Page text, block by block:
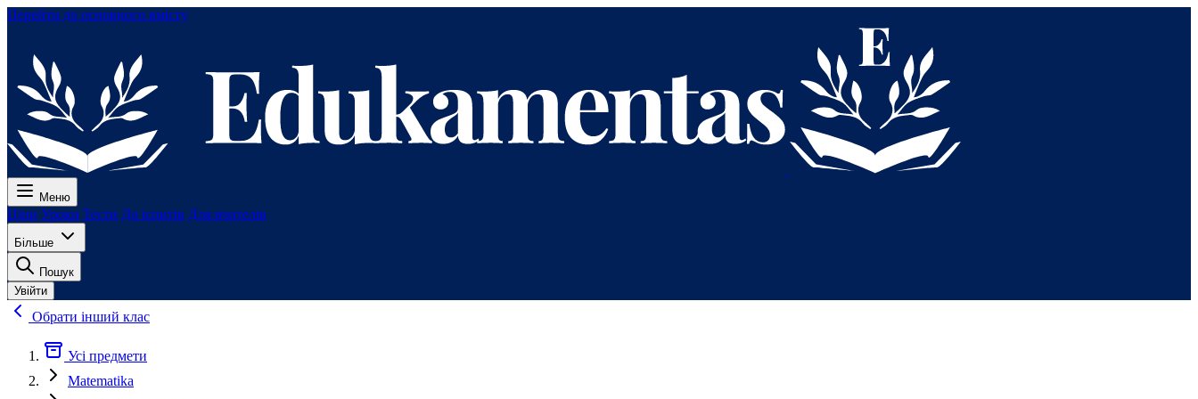
Перейти до основного вмісту
Меню
Ціни Уроки Тести До іспитів Для вчителів
Більше
Пошук
Увійти
Обрати інший клас
Усі предмети
Matematika